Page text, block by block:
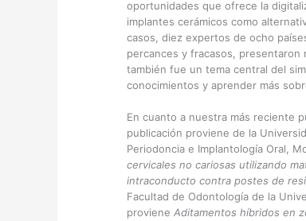
oportunidades que ofrece la
implantes cerámicos como
casos, diez expertos de ocho
percances y fracasos,
también fue un tema central del
conocimientos y aprender más
En cuanto a nuestra más reciente
publicación proviene de la
Periodoncia e Implantología Oral,
cervicales no cariosas utilizando
intraconducto contra postes de
Facultad de Odontología de la
proviene Aditamentos híbridos en